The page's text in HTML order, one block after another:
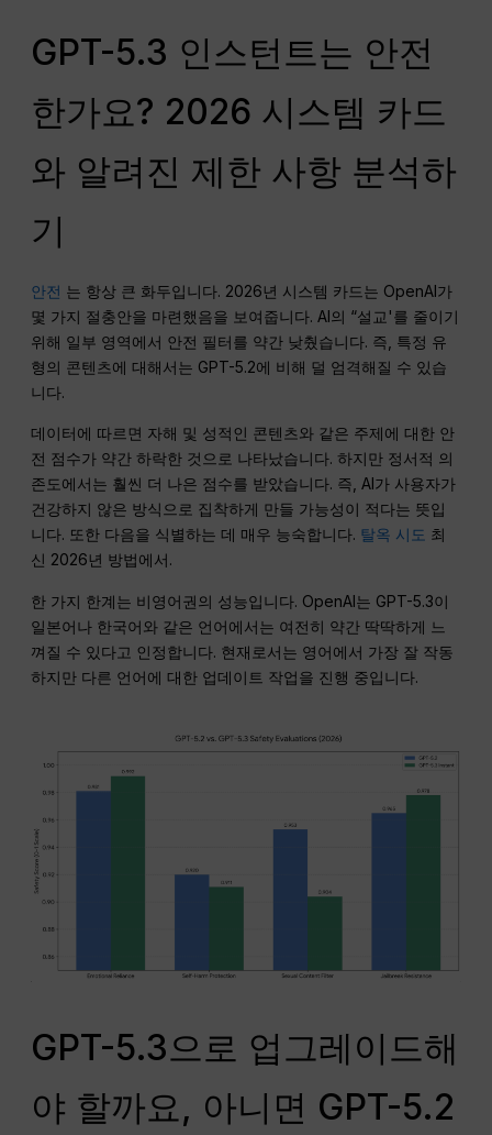
GPT-5.3 인스턴트는 안전
한가요? 2026 시스템 카드
와 알려진 제한 사항 분석하
기
안전 는 항상 큰 화두입니다. 2026년 시스템 카드는 OpenAI가
몇 가지 절충안을 마련했음을 보여줍니다. AI의 “설교'를 줄이기
위해 일부 영역에서 안전 필터를 약간 낮췄습니다. 즉, 특정 유
형의 콘텐츠에 대해서는 GPT-5.2에 비해 덜 엄격해질 수 있습
니다.
데이터에 따르면 자해 및 성적인 콘텐츠와 같은 주제에 대한 안
전 점수가 약간 하락한 것으로 나타났습니다. 하지만 정서적 의
존도에서는 훨씬 더 나은 점수를 받았습니다. 즉, AI가 사용자가
건강하지 않은 방식으로 집착하게 만들 가능성이 적다는 뜻입
니다. 또한 다음을 식별하는 데 매우 능숙합니다. 탈옥 시도 최
신 2026년 방법에서.
한 가지 한계는 비영어권의 성능입니다. OpenAI는 GPT-5.3이
일본어나 한국어와 같은 언어에서는 여전히 약간 딱딱하게 느
껴질 수 있다고 인정합니다. 현재로서는 영어에서 가장 잘 작동
하지만 다른 언어에 대한 업데이트 작업을 진행 중입니다.
GPT-5.3으로 업그레이드해
야 할까요, 아니면 GPT-5.2